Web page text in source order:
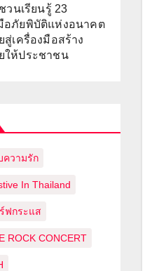
วนเรียนรู้ 23
อภัยพิบัติแห่งอนาคต
สู่เครื่องมือสร้าง
ให้ประชาชน
ความรัก
In Thailand
ฟกระแส
ROCK CONCERT